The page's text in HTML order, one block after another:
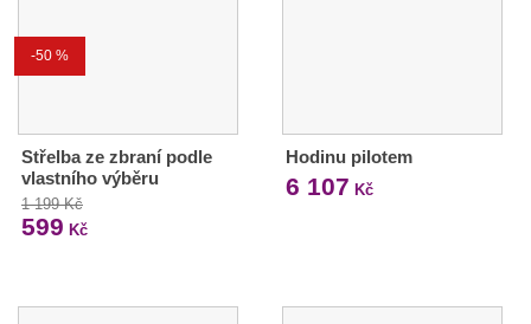
-50 %
Střelba ze zbraní podle
vlastního výběru
1 199 Kč
599 Kč
Hodinu pilotem
6 107 Kč